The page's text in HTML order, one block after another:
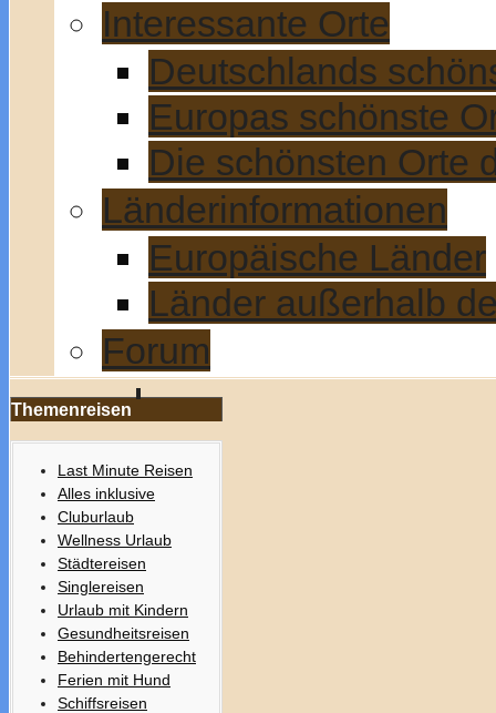
Interessante Orte
Deutschlands
Europas schönste
Die schönsten Orte
Länderinformationen
Europäische Länder
Länder außerhalb
Forum
Themenreisen
Last Minute Reisen
Alles inklusive
Cluburlaub
Wellness Urlaub
Städtereisen
Singlereisen
Urlaub mit Kindern
Gesundheitsreisen
Behindertengerecht
Ferien mit Hund
Schiffsreisen